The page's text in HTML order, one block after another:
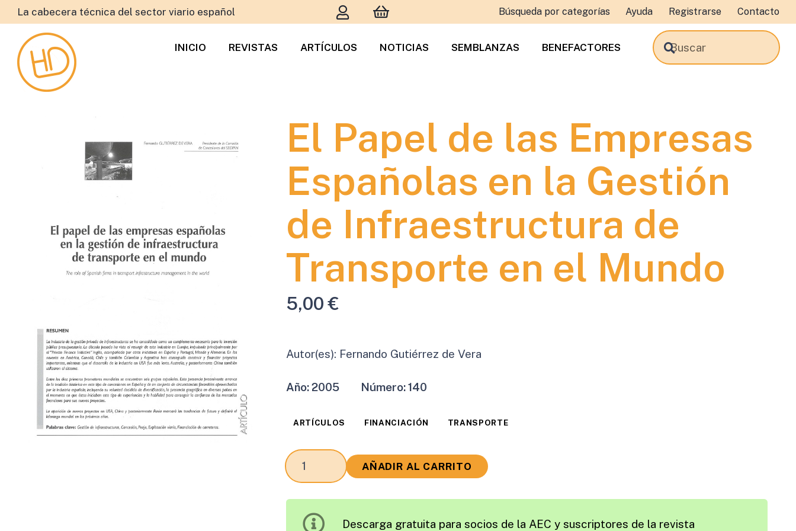
La cabecera técnica del sector viario español Búsqueda por categorías Ayuda Registrarse Contacto
INICIO REVISTAS ARTÍCULOS NOTICIAS SEMBLANZAS BENEFACTORES
El Papel de las Empresas
Españolas en la Gestión
de Infraestructura de
Transporte en el Mundo
5,00€
Autor(es): Fernando Gutiérrez de Vera
Año:2005 Número:140
ARTÍCULOS FINANCIACIÓN TRANSPORTE
El
Papel
Empresas
AÑADIR AL CARRITO
Descarga gratuita para socios de la AEC y suscriptores de la revista